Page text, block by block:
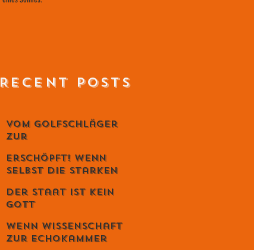
RECENT POSTS
Vom Golfschläger
zur
Erschöpft! Wenn
selbst die Starken
Gespräch mit
Unternehmer Lukas
Jampen
Der Staat ist kein
Gott
Wenn Wissenschaft
zur Echokammer